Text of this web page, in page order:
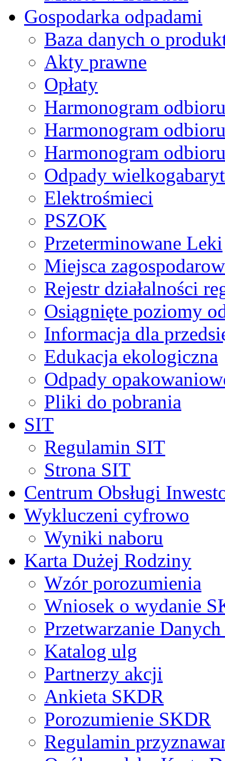
Gospodarka odpadami
Baza danych o
Akty prawne
Opłaty
Harmonogram
Harmonogram
Harmonogram
Odpady
Elektrośmieci
PSZOK
Przeterminowane Leki
Miejsca
Rejestr działalności
Osiągnięte poziomy
Informacja dla
Edukacja ekologiczna
Odpady
Pliki do pobrania
SIT
Regulamin SIT
Strona SIT
Centrum Obsługi
Wykluczeni cyfrowo
Wyniki naboru
Karta Dużej Rodziny
Wzór porozumienia
Wniosek o wydanie
Przetwarzanie
Katalog ulg
Partnerzy akcji
Ankieta SKDR
Porozumienie SKDR
Regulamin